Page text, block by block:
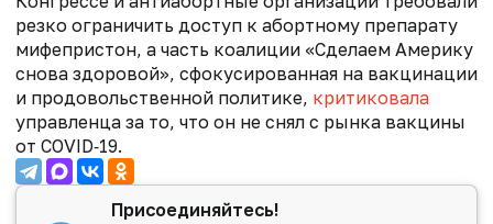
резко ограничить доступ к абортному препарату
мифепристон, а часть коалиции «Сделаем Америку
снова здоровой», сфокусированная на вакцинации
и продовольственной политике, критиковала
управленца за то, что он не снял с рынка вакцины
от COVID‑19.
Присоединяйтесь!